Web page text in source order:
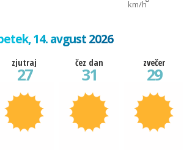
km/h
14. avgust 2026
zjutraj
27
čez dan
31
zvečer
29